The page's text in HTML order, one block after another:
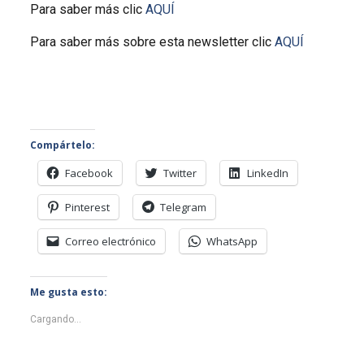
Para saber más clic AQUÍ
Para saber más sobre esta newsletter clic AQUÍ
Compártelo:
Facebook Twitter LinkedIn
Pinterest Telegram
Correo electrónico WhatsApp
Me gusta esto:
Cargando...